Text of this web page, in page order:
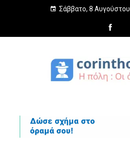
Σάββατο, 8 Αυγούστου